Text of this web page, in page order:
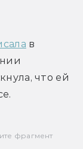
в
что ей
фрагмент